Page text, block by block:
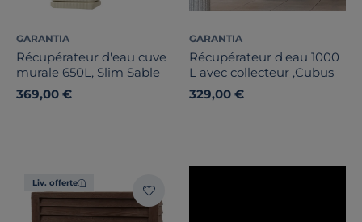
GARANTIA
Récupérateur d'eau cuve
murale 650L, Slim Sable
369,00 €
GARANTIA
Récupérateur d'eau 1000
L avec collecteur ,Cubus
329,00 €
Liv. offerte